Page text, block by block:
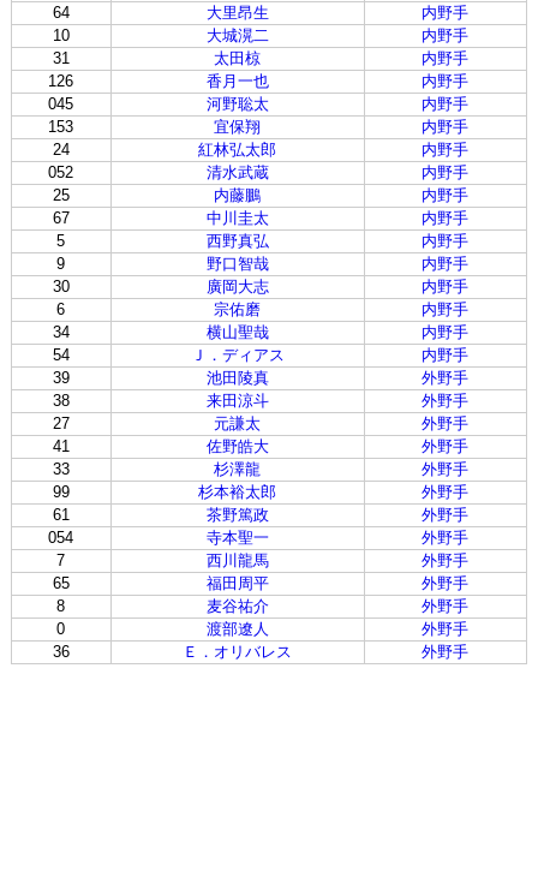
64
大里昂生
内野手
10
大城滉二
内野手
31
太田椋
内野手
126
香月一也
内野手
045
河野聡太
内野手
153
宜保翔
内野手
24
紅林弘太郎
内野手
052
清水武蔵
内野手
25
内藤鵬
内野手
67
中川圭太
内野手
5
西野真弘
内野手
9
野口智哉
内野手
30
廣岡大志
内野手
6
宗佑磨
内野手
34
横山聖哉
内野手
54
Ｊ．ディアス
内野手
39
池田陵真
外野手
38
来田涼斗
外野手
27
元謙太
外野手
41
佐野皓大
外野手
33
杉澤龍
外野手
99
杉本裕太郎
外野手
61
茶野篤政
外野手
054
寺本聖一
外野手
7
西川龍馬
外野手
65
福田周平
外野手
8
麦谷祐介
外野手
0
渡部遼人
外野手
36
Ｅ．オリバレス 外野手